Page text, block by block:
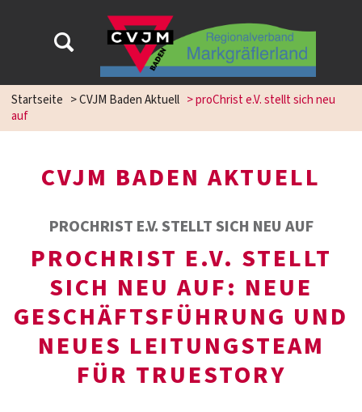
Startseite >CVJM Baden Aktuell >proChrist e.V. stellt sich neu
auf
CVJM BADEN AKTUELL
PROCHRIST E.V. STELLT SICH NEU AUF
PROCHRIST E.V. STELLT
SICH NEU AUF: NEUE
GESCHÄFTSFÜHRUNG UND
NEUES LEITUNGSTEAM
FÜR TRUESTORY